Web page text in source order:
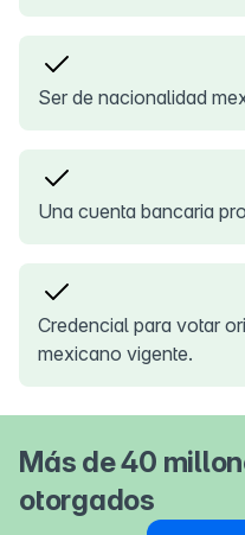
Ser de nacionalidad
Una cuenta bancaria
Credencial para votar
mexicano vigente.
Más de 40
otorgados